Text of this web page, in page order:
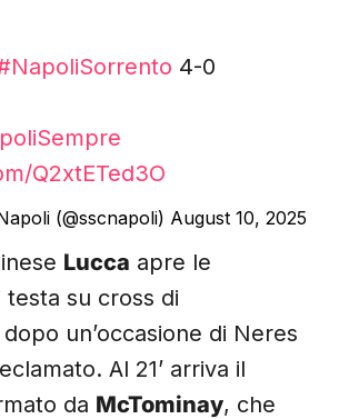
4-0
Q2xtETed3O
(@sscnapoli) August 10, 2025
Lucca apre le
su cross di
dopo un’occasione di Neres
Al 21’ arriva il
da McTominay, che